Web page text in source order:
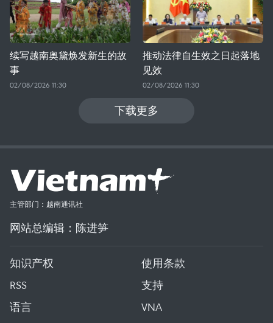
续写越南奥黛焕发新生的故
事
02/08/2026 11:30
推动法律自生效之日起落地
见效
02/08/2026 11:30
下载更多
主管部门：越南通讯社
网站总编辑：陈进笋
知识产权
使用条款
RSS
支持
语言
VNA